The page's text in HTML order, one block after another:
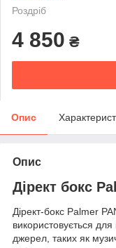
Роздріб
4 850 ₴
Опис
Опис
Дірект бокс
Дірект-бокс Palmer
використовується
джерел, таких як